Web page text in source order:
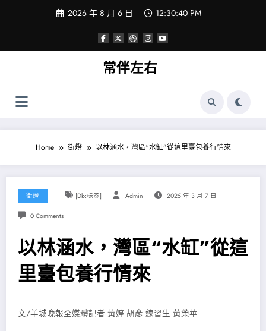
2026 年 8 月 6 日 12:30:41 PM
常伴左右
Home 街燈 以林涵水，灣區“水缸”從這里臺包養行情來
街燈 [db:标签] Admin 2025 年 3 月 7 日
0 Comments
以林涵水，灣區“水缸”從這
里臺包養行情來
文/羊城晚報全媒體記者 黃婷 胡彥 練習生 黃榮華